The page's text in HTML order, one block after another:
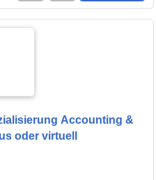
Accounting &
oder virtuell